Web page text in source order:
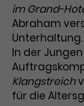
im Grand-
Abraham
Unterhaltung.
In der
Klangstreich
für die